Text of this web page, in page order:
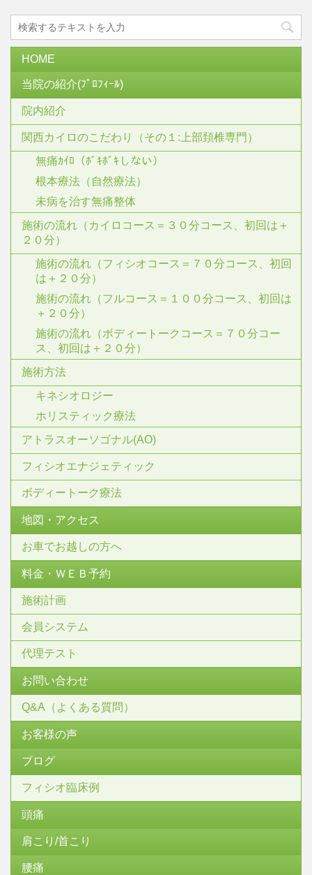
HOME
当院の紹介(ﾌﾟﾛﾌｨｰﾙ)
院内紹介
関西カイロのこだわり（その１:上部頚椎専門）
無痛ｶｲﾛ（ﾎﾞｷﾎﾞｷしない）
根本療法（自然療法）
未病を治す無痛整体
施術の流れ（カイロコース＝３０分コース、初回は＋
２０分）
施術の流れ（フィシオコース＝７０分コース、初回
は＋２０分）
施術の流れ（フルコース＝１００分コース、初回は
＋２０分）
施術の流れ（ボディートークコース＝７０分コー
ス、初回は＋２０分）
施術方法
キネシオロジー
ホリスティック療法
アトラスオーソゴナル(AO)
フィシオエナジェティック
ボディートーク療法
地図・アクセス
お車でお越しの方へ
料金・ＷＥＢ予約
施術計画
会員システム
代理テスト
お問い合わせ
Q&A（よくある質問）
お客様の声
ブログ
フィシオ臨床例
頭痛
肩こり/首こり
腰痛